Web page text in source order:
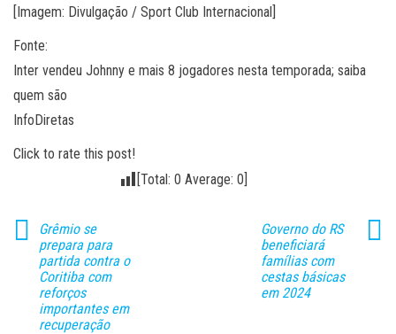
[Imagem: Divulgação / Sport Club Internacional]
Fonte:
Inter vendeu Johnny e mais 8 jogadores nesta temporada; saiba
quem são
InfoDiretas
Click to rate this post!
[Total: 0 Average: 0]
Grêmio se
prepara para
partida contra o
Coritiba com
reforços
importantes em
recuperação
Governo do RS
beneficiará
famílias com
cestas básicas
em 2024